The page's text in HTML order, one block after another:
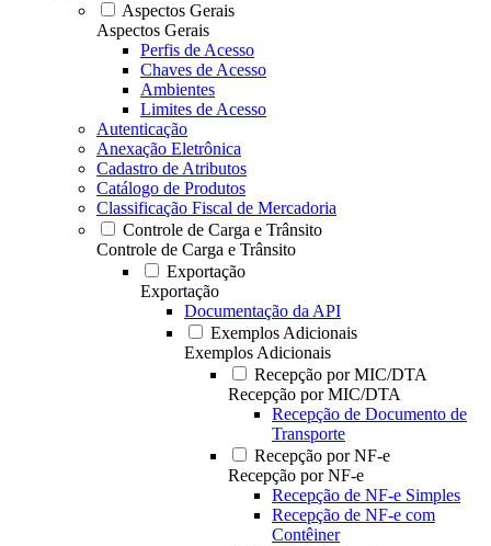
Aspectos Gerais
Aspectos Gerais
Perfis de Acesso
Chaves de Acesso
Ambientes
Limites de Acesso
Autenticação
Anexação Eletrônica
Cadastro de Atributos
Catálogo de Produtos
Classificação Fiscal de Mercadoria
Controle de Carga e Trânsito
Controle de Carga e Trânsito
Exportação
Exportação
Documentação da API
Exemplos Adicionais
Exemplos Adicionais
Recepção por MIC/DTA
Recepção por MIC/DTA
Recepção de Documento de
Transporte
Recepção por NF-e
Recepção por NF-e
Recepção de NF-e Simples
Recepção de NF-e com
Contêiner